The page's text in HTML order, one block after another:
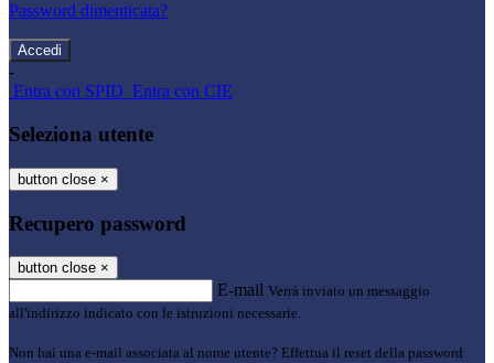
Password dimenticata?
-
Entra con SPID Entra con CIE
Seleziona utente
button close ×
Recupero password
button close ×
E-mail Verrà inviato un messaggio
all'indirizzo indicato con le istruzioni necessarie.
Non hai una e-mail associata al nome utente? Effettua il reset della password